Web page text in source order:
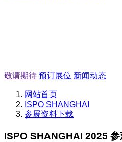
敬请期待 预订展位 新闻动态
网站首页
ISPO SHANGHAI
参展资料下载
ISPO SHANGHAI 2025